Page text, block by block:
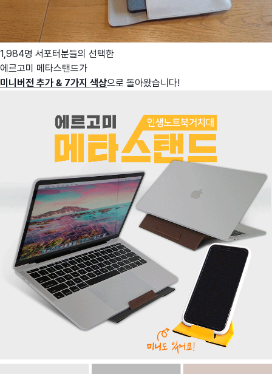
1,984명 서포터분들의 선택한
에르고미 메타스탠드가
미니버전 추가 & 7가지 색상으로 돌아왔습니다!